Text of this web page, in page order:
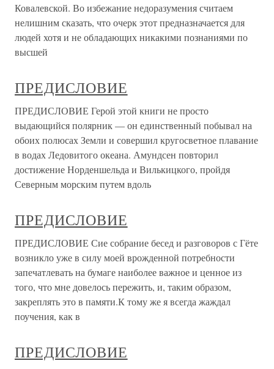
Ковалевской. Во избежание недоразумения считаем
нелишним сказать, что очерк этот предназначается для
людей хотя и не обладающих никакими познаниями по
высшей
ПРЕДИСЛОВИЕ
ПРЕДИСЛОВИЕ Герой этой книги не просто
выдающийся полярник — он единственный побывал на
обоих полюсах Земли и совершил кругосветное плавание
в водах Ледовитого океана. Амундсен повторил
достижение Норденшельда и Вилькицкого, пройдя
Северным морским путем вдоль
ПРЕДИСЛОВИЕ
ПРЕДИСЛОВИЕ Сие собрание бесед и разговоров с Гёте
возникло уже в силу моей врожденной потребности
запечатлевать на бумаге наиболее важное и ценное из
того, что мне довелось пережить, и, таким образом,
закреплять это в памяти.К тому же я всегда жаждал
поучения, как в
ПРЕДИСЛОВИЕ